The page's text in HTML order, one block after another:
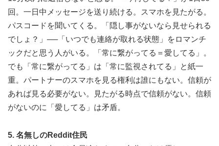
回。一日中メッセージを送り続ける。スマホを見たがる。
パスコードを聞いてくる。「隠し事がないなら見せられる
でしょ？」──「いつでも連絡が取れる状態」をロマンチ
ックだと思う人がいる。「常に繋がってる＝愛してる」。
でも「常に繋がってる」は「常に監視されてる」と紙一
重。パートナーのスマホを見る権利は誰にもない。信頼が
あれば見る必要がない。見たがる時点で信頼がない。信頼
がないのに「愛してる」は矛盾。
5. 名無しのReddit住民